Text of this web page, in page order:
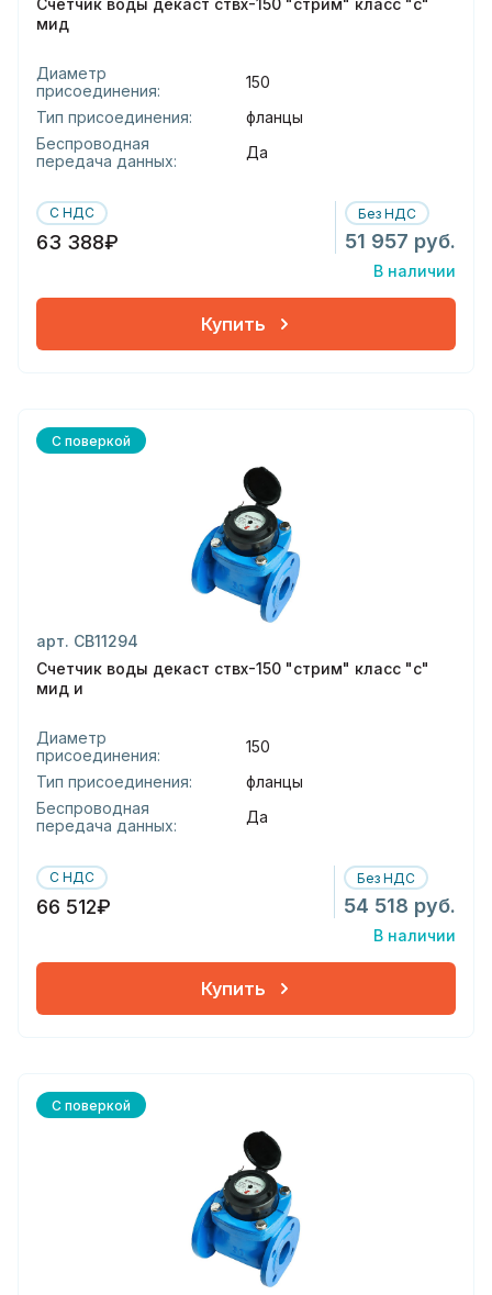
Счетчик воды декаст ствх-150 "стрим" класс "с"
мид
Диаметр
присоединения:
150
Тип присоединения:
фланцы
Беспроводная
передача данных:
Да
С НДС
63 388₽
Без НДС
51 957 руб.
В наличии
Купить
С поверкой
арт. СВ11294
Счетчик воды декаст ствх-150 "стрим" класс "с"
мид и
Диаметр
присоединения:
150
Тип присоединения:
фланцы
Беспроводная
передача данных:
Да
С НДС
66 512₽
Без НДС
54 518 руб.
В наличии
Купить
С поверкой